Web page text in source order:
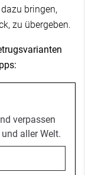
bringen,
zu übergeben.
verpassen
aller Welt.